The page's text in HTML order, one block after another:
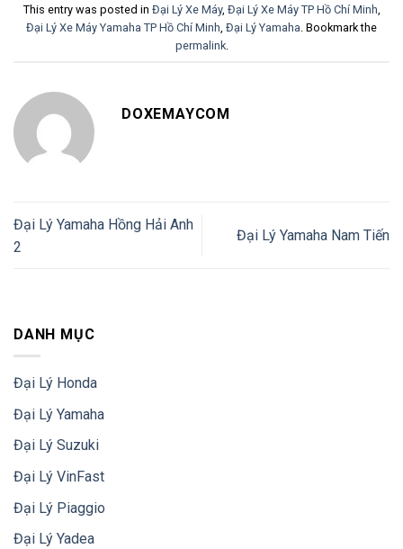
This entry was posted in Đại Lý Xe Máy, Đại Lý Xe Máy TP Hồ Chí Minh
Đại Lý Xe Máy Yamaha TP Hồ Chí Minh Đại Lý Yamaha . Bookmark the
permalink.
DOXEMAYCOM
Đại Lý Yamaha Hồng Hải Anh
2
Đại Lý Yamaha Nam Tiến
DANH MỤC
Đại Lý Honda
Đại Lý Yamaha
Đại Lý Suzuki
Đại Lý VinFast
Đại Lý Piaggio
Đại Lý Yadea